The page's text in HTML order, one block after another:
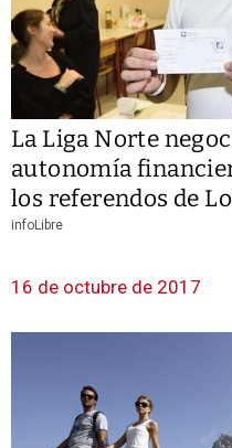
La Liga Norte
autonomía
los referendos de
infoLibre
16 de octubre de 2017